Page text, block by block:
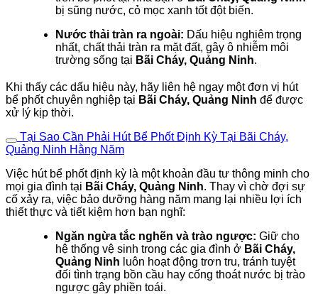
bị sũng nước, cỏ mọc xanh tốt đột biến.
Nước thải tràn ra ngoài: Dấu hiệu nghiêm trọng
nhất, chất thải tràn ra mặt đất, gây ô nhiễm môi
trường sống tại Bãi Cháy, Quảng Ninh.
Khi thấy các dấu hiệu này, hãy liên hệ ngay một đơn vị hút
bể phốt chuyên nghiệp tại Bãi Cháy, Quảng Ninh để được
xử lý kịp thời.
Tại Sao Cần Phải Hút Bể Phốt Định Kỳ Tại Bãi Cháy,
Quảng Ninh Hằng Năm
Việc hút bể phốt định kỳ là một khoản đầu tư thông minh cho
mọi gia đình tại Bãi Cháy, Quảng Ninh. Thay vì chờ đợi sự
cố xảy ra, việc bảo dưỡng hàng năm mang lại nhiều lợi ích
thiết thực và tiết kiệm hơn bạn nghĩ:
Ngăn ngừa tắc nghẽn và trào ngược: Giữ cho
hệ thống vệ sinh trong các gia đình ở Bãi Cháy,
Quảng Ninh luôn hoạt động trơn tru, tránh tuyệt
đối tình trạng bồn cầu hay cống thoát nước bị trào
ngược gây phiền toái.